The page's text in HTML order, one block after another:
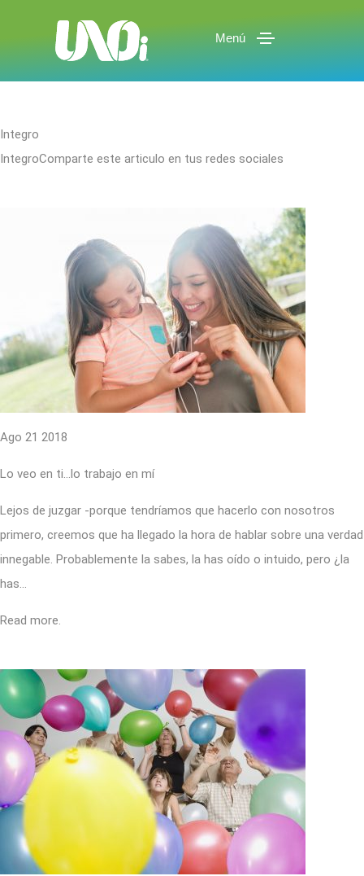
Menú
Integro
IntegroComparte este articulo en tus redes sociales
Ago 21 2018
Lo veo en ti…lo trabajo en mí
Lejos de juzgar -porque tendríamos que hacerlo con nosotros
primero, creemos que ha llegado la hora de hablar sobre una verdad
innegable. Probablemente la sabes, la has oído o intuido, pero ¿la
has…
Read more.